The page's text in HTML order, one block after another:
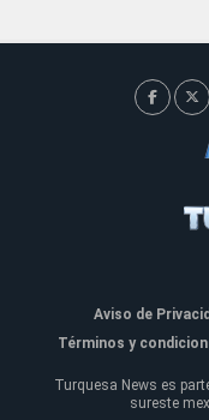
Aviso de
Términos y
Turquesa News es
sureste